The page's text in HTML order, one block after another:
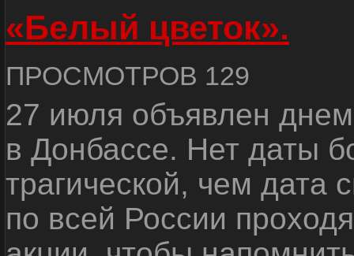
«Белый цветок».
ПРОСМОТРОВ 129
27 июля объявлен
в Донбассе. Нет даты
трагической, чем дата
по всей России